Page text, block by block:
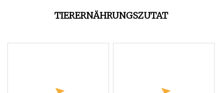
TIERERNÄHRUNGSZUTAT